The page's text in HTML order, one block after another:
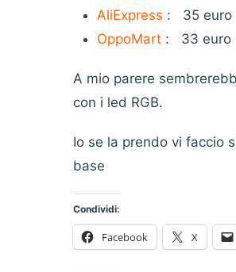
AliExpress : 35 euro
OppoMart : 33 euro
A mio parere
con i led RGB.
Io se la prendo vi faccio
base
Condividi:
Facebook X